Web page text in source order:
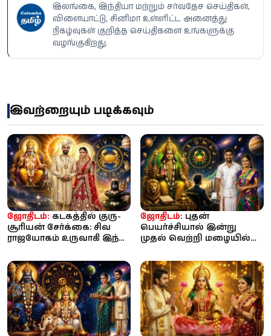
இலங்கை, இந்தியா மற்றும் சர்வதேச செய்திகள்,
விளையாட்டு, சினிமா உள்ளிட்ட அனைத்து
நிகழ்வுகள் குறித்த செய்திகளை உங்களுக்கு
வழங்குகிறது.
இவற்றையும் படிக்கவும்
ஜோதிடம்: கடகத்தில் குரு-
சூரியன் சேர்க்கை: சிவ
ராஜயோகம் உருவாகி இந்த
ஜோதிடம்: புதன்
பெயர்ச்சியால் இன்று
முதல் வெற்றி மழையில்
ராசிகள்... உங்க ராச...